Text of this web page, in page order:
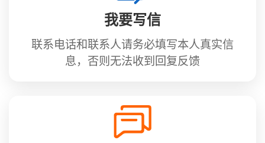
我要写信
联系电话和联系人请务必填写本人真实信
息，否则无法收到回复反馈